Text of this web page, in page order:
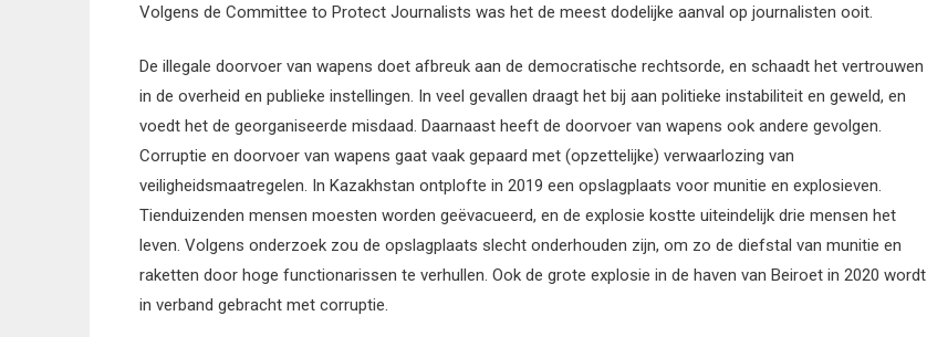
Volgens de Committee to Protect Journalists was het de meest dodelijke aanval op journalisten ooit.
De illegale doorvoer van wapens doet afbreuk aan de democratische rechtsorde, en schaadt het vertrouwen
in de overheid en publieke instellingen. In veel gevallen draagt het bij aan politieke instabiliteit en geweld, en
voedt het de georganiseerde misdaad. Daarnaast heeft de doorvoer van wapens ook andere gevolgen.
Corruptie en doorvoer van wapens gaat vaak gepaard met (opzettelijke) verwaarlozing van
veiligheidsmaatregelen. In Kazakhstan ontplofte in 2019 een opslagplaats voor munitie en explosieven.
Tienduizenden mensen moesten worden geëvacueerd, en de explosie kostte uiteindelijk drie mensen het
leven. Volgens onderzoek zou de opslagplaats slecht onderhouden zijn, om zo de diefstal van munitie en
raketten door hoge functionarissen te verhullen. Ook de grote explosie in de haven van Beiroet in 2020 wordt
in verband gebracht met corruptie.